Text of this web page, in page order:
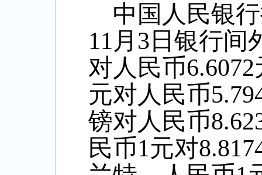
中国人民银
11 月 3 日银行间
对人民币6.6072
元对人民币5.
镑对人民币8
民币1元对